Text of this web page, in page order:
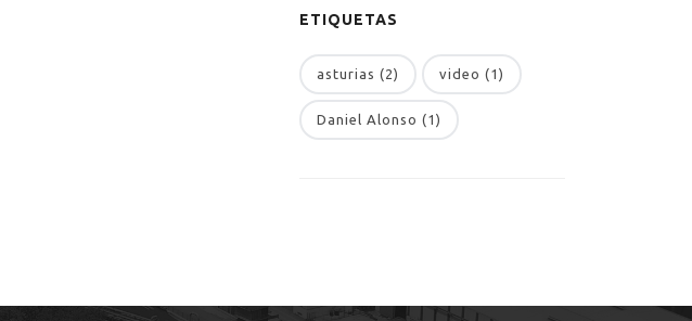
ETIQUETAS
asturias (2) video (1)
Daniel Alonso (1)